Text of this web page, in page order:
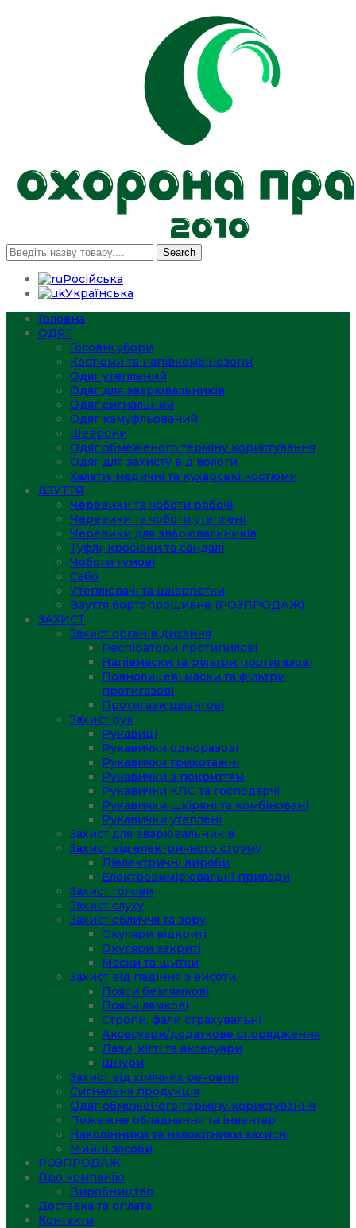
Search
Російська
Українська
Головна
ОДЯГ
Головні убори
Костюми та напівкомбінезони
Одяг утеплений
Одяг для зварювальників
Одяг сигнальний
Одяг камуфльований
Шеврони
Одяг обмеженого терміну користування
Одяг для захисту від вологи
Халати, медичні та кухарські костюми
ВЗУТТЯ
Черевики та чоботи робочі
Черевики та чоботи утеплені
Черевики для зварювальників
Туфлі, кросівки та сандалі
Чоботи гумові
Сабо
Утеплювачі та шкарпетки
Взуття бортопрошивне (РОЗПРОДАЖ)
ЗАХИСТ
Захист органів дихання
Респіратори протипилові
Напівмаски та фільтри протигазові
Повнолицеві маски та фільтри
протигазові
Протигази шлангові
Захист рук
Рукавиці
Рукавички одноразові
Рукавички трикотажні
Рукавички з покриттям
Рукавички КЛС та господарчі
Рукавички шкіряні та комбіновані
Рукавички утеплені
Захист для зварювальників
Захист від електричного струму
Діелектричні вироби
Електровимірювальні прилади
Захист голови
Захист слуху
Захист обличчя та зору
Окуляри відкриті
Окуляри закриті
Маски та щитки
Захист від падіння з висоти
Пояси безлямкові
Пояси лямкові
Стропи, фали страхувальні
Аксесуари/додаткове спорядження
Лази, кігті та аксесуари
Шнури
Захист від хімічних речовин
Сигнальна продукція
Одяг обмеженого терміну користування
Пожежне обладнання та інвентар
Наколінники та налокітники захисні
Мийні засоби
РОЗПРОДАЖ
Про компанію
Виробництво
Доставка та оплата
Контакти